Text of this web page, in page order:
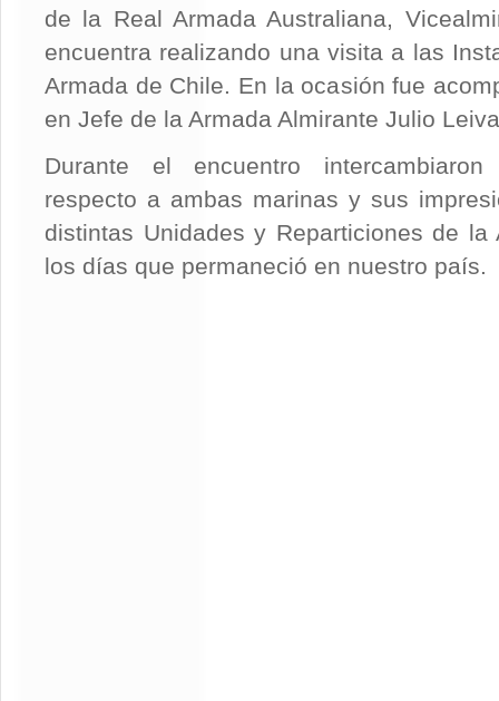
de la Real Armada Australiana,
encuentra realizando una visita a las
Armada de Chile. En la ocasión fue
en Jefe de la Armada Almirante Julio
Durante el encuentro
respecto a ambas marinas y sus
distintas Unidades y Reparticiones de
los días que permaneció en nuestro país.